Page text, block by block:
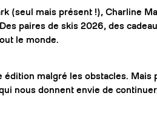
(seul mais présent !), Charline
paires de skis 2026, des
le monde.
édition malgré les obstacles.
nous donnent envie de